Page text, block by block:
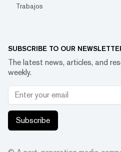
Trabajos
SUBSCRIBE TO OUR
The latest news, articles, and
weekly.
Subscribe